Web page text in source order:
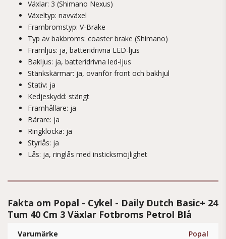
Växlar: 3 (Shimano Nexus)
Växeltyp: navväxel
Frambromstyp: V-Brake
Typ av bakbroms: coaster brake (Shimano)
Framljus: ja, batteridrivna LED-ljus
Bakljus: ja, batteridrivna led-ljus
Stänkskärmar: ja, ovanför front och bakhjul
Stativ: ja
Kedjeskydd: stängt
Framhållare: ja
Bärare: ja
Ringklocka: ja
Styrlås: ja
Lås: ja, ringlås med insticksmöjlighet
Fakta om Popal - Cykel - Daily Dutch Basic+ 24
Tum 40 Cm 3 Växlar Fotbroms Petrol Blå
Varumärke Popal